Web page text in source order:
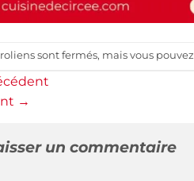
sont fermés, mais vous pouvez
→
un commentaire